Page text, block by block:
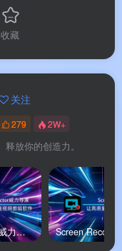
模型切换）、AI
侦测 + 动态追
+ 补帧、AI 去背
噪去除、AI 语音增
器、片头设计
形状设计师、色
收藏
关注
279 2W+
放你的创造力。
PowerDirector威力导演安卓官方版